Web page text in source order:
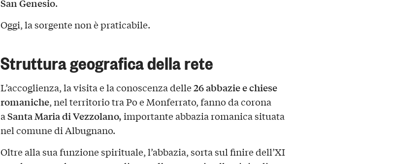
San Genesio.
Oggi, la sorgente non è praticabile.
Struttura geografica della rete
L’accoglienza, la visita e la conoscenza delle26abbazie e chiese
romaniche, nel territorio tra Po e Monferrato, fanno da corona
aSanta Maria di Vezzolano,importante abbazia romanica situata
nel comune di Albugnano.
Oltre alla sua funzione spirituale, l’abbazia, sorta sul finire dell’XI